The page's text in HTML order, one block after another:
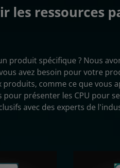
les ressources
produit spécifique ? Nous
avez besoin pour votre
comme ce que vous
présenter les CPU pour
avec des experts de